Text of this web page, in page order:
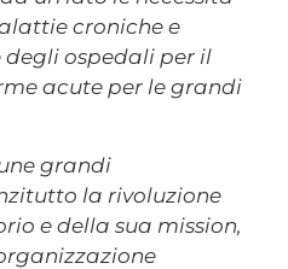
croniche e
degli ospedali per il
acute per le grandi
grandi
la rivoluzione
e della sua mission,